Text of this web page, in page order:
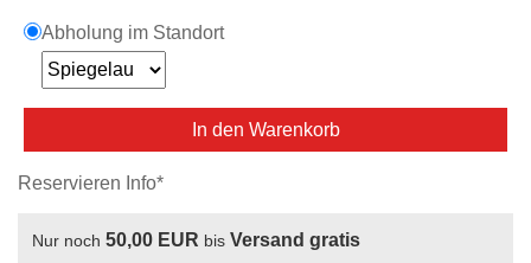
Abholung im Standort
In den Warenkorb
Reservieren Info*
Nur noch 50,00 EUR bis Versand gratis